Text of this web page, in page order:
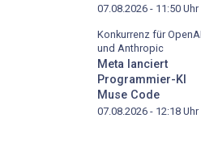
07.08.2026 - 11:50 Uhr
Konkurrenz für OpenAI
und Anthropic
Meta lanciert
Programmier-KI
Muse Code
07.08.2026 - 12:18 Uhr